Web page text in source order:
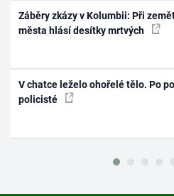
Záběry zkázy v Kolumbii: Při
města hlásí desítky mrtvých
V chatce leželo ohořelé tělo. Po
policisté